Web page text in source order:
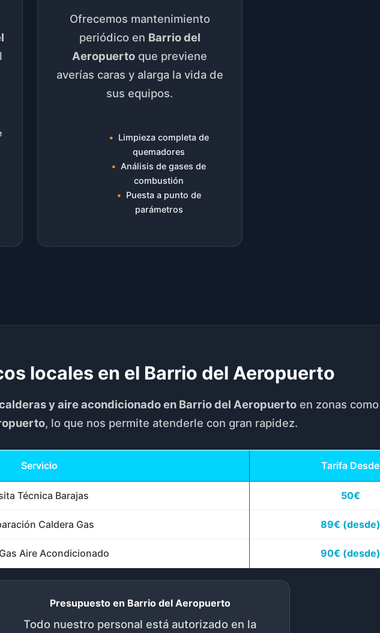
Ofrecemos mantenimiento
periódico en Barrio del
Aeropuerto que previene
averías caras y alarga la vida de
sus equipos.
Limpieza completa de
quemadores
Análisis de gases de
combustión
Puesta a punto de
parámetros
locales en el Barrio del Aeropuerto
y aire acondicionado en Barrio del Aeropuerto en zonas como
, lo que nos permite atenderle con gran rapidez.
Servicio Tarifa Desde
Técnica Barajas 50€
Caldera Gas 89€ (desde)
Aire Acondicionado 90€ (desde)
Presupuesto en Barrio del Aeropuerto
Todo nuestro personal está autorizado en la